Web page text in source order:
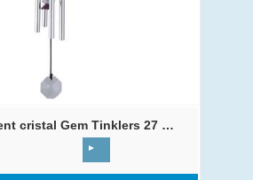
Carillon à vent cristal Gem Tinklers 27 cm Purple